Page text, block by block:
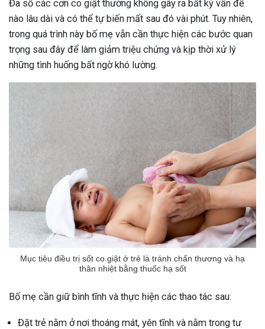
Đa số các cơn co giật thường không gây ra bất kỳ vấn đề
nào lâu dài và có thể tự biến mất sau đó vài phút. Tuy nhiên,
trong quá trình này bố mẹ vẫn cần thực hiện các bước quan
trọng sau đây để làm giảm triệu chứng và kịp thời xử lý
những tình huống bất ngờ khó lường.
Mục tiêu điều trị sốt co giật ở trẻ là tránh chấn thương và hạ
thân nhiệt bằng thuốc hạ sốt
Bố mẹ cần giữ bình tĩnh và thực hiện các thao tác sau:
Đặt trẻ nằm ở nơi thoáng mát, yên tĩnh và nằm trong tư